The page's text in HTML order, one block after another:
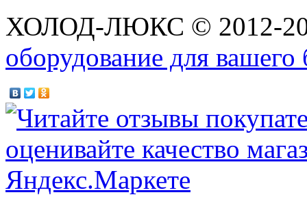
ХОЛОД-ЛЮКС © 2012-
оборудование для вашего